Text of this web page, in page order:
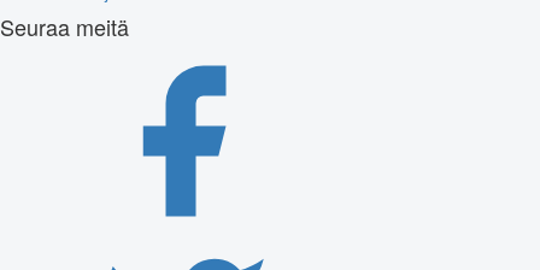
Seuraa meitä